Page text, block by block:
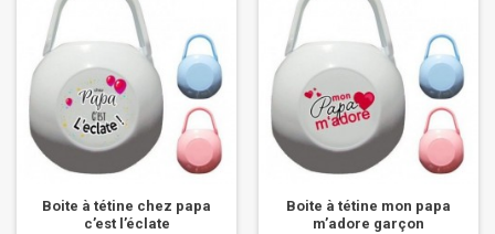
Boite à tétine chez papa
c’est l’éclate
Boite à tétine mon papa
m’adore garçon